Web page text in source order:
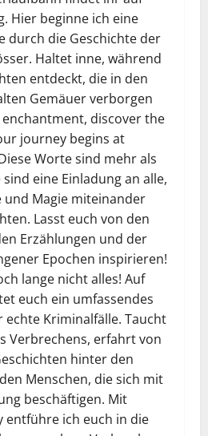
Hier beginne ich eine
durch die Geschichte der
Haltet inne, während
entdeckt, die in den
Gemäuer verborgen
discover the
journey begins at
Worte sind mehr als
eine Einladung an alle,
und Magie miteinander
Lasst euch von den
Erzählungen und der
Epochen inspirieren!
lange nicht alles! Auf
euch ein umfassendes
echte Kriminalfälle. Taucht
Verbrechens, erfahrt von
hinter den
Menschen, die sich mit
beschäftigen. Mit
entführe ich euch in die